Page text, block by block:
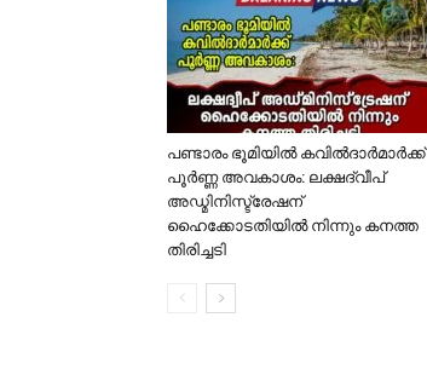
പണ്ടാരം ഭൂമിയിൽ കവിൽദാർമാർക്ക്
പൂർണ്ണ അവകാശം: ലക്ഷദ്വീപ്
അഡ്മിനിസ്ട്രേഷന്
ഹൈക്കോടതിയിൽ നിന്നും കനത്ത
തിരിച്ചടി